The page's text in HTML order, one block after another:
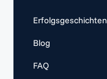
Erfolgsgeschichten
Blog
FAQ